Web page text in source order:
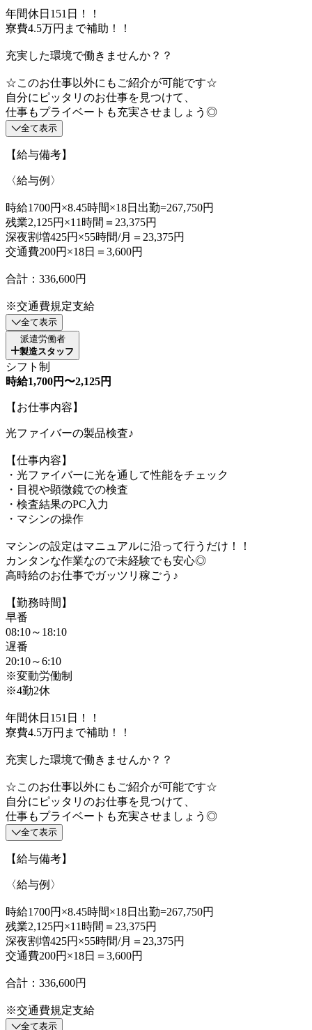
年間休日151日！！
寮費4.5万円まで補助！！
充実した環境で働きませんか？？
☆このお仕事以外にもご紹介が可能です☆
自分にピッタリのお仕事を見つけて、
仕事もプライベートも充実させましょう◎
全て表示
【給与備考】
〈給与例〉
時給1700円×8.45時間×18日出勤=267,750円
残業2,125円×11時間＝23,375円
深夜割増425円×55時間/月＝23,375円
交通費200円×18日＝3,600円
合計：336,600円
※交通費規定支給
全て表示
派遣労働者
製造スタッフ
シフト制
時給1,700円〜2,125円
【お仕事内容】
光ファイバーの製品検査♪
【仕事内容】
・光ファイバーに光を通して性能をチェック
・目視や顕微鏡での検査
・検査結果のPC入力
・マシンの操作
マシンの設定はマニュアルに沿って行うだけ！！
カンタンな作業なので未経験でも安心◎
高時給のお仕事でガッツリ稼ごう♪
【勤務時間】
早番
08:10～18:10
遅番
20:10～6:10
※変動労働制
※4勤2休
年間休日151日！！
寮費4.5万円まで補助！！
充実した環境で働きませんか？？
☆このお仕事以外にもご紹介が可能です☆
自分にピッタリのお仕事を見つけて、
仕事もプライベートも充実させましょう◎
全て表示
【給与備考】
〈給与例〉
時給1700円×8.45時間×18日出勤=267,750円
残業2,125円×11時間＝23,375円
深夜割増425円×55時間/月＝23,375円
交通費200円×18日＝3,600円
合計：336,600円
※交通費規定支給
全て表示